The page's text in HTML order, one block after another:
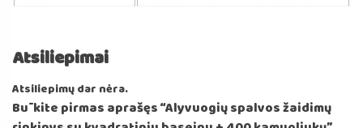
Atsiliepimai
Atsiliepimų dar nėra.
Būkite pirmas aprašęs “Alyvuogių spalvos žaidimų